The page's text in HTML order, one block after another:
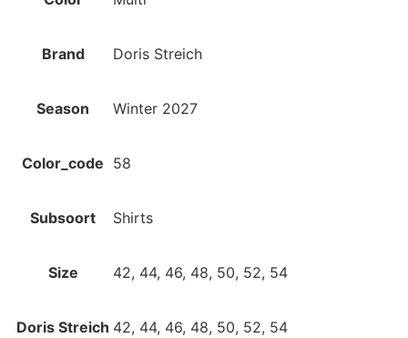
Brand Doris Streich
Season Winter 2027
Color_code 58
Subsoort Shirts
Size 42, 44, 46, 48, 50, 52, 54
Doris Streich 42, 44, 46, 48, 50, 52, 54